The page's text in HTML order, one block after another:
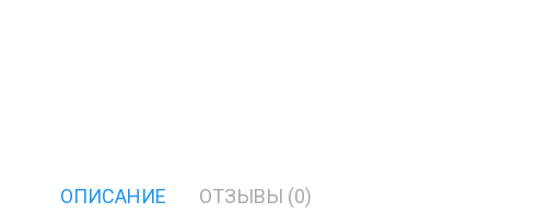
ОПИСАНИЕ ОТЗЫВЫ (0)